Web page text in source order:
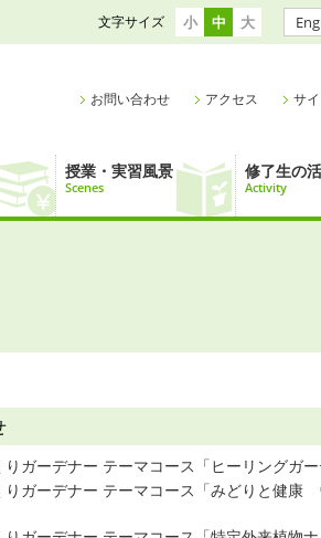
文字サイズ 小 中 大
授業・実習風景
Scenes
修了生の
Activity
お問い合わせ アクセス サ
りガーデナー テーマコース「ヒーリングガ
りガーデナー テーマコース「みどりと健康